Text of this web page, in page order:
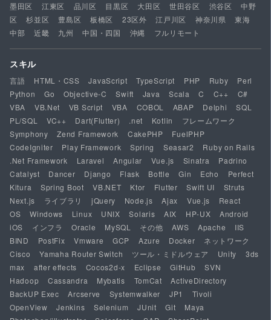
墨田区
江東区 品川区 目黒区 大田区 世田谷区 渋谷区
中野
区
杉並区 豊島区 板橋区 23区外 江戸川区 神奈川県
東海
中部
近畿 九州 中国・四国 沖縄 フルリモート
スキル
言語 HTML・CSS JavaScript TypeScript PHP Ruby
Perl
Python
Go Objective-C Swift Java Scala C C++
C#
VBA
VB.Net VB Script VBA COBOL ABAP Delphi
SQL
PL/SQL
VC++ Dart(Flutter) .net Kotlin
フレームワーク
Symphony
Zend Framework CakePHP
FuelPHP
CodeIgniter
Play Framework Spring Seasar2
Ruby on Rails
.Net Framework
Laravel Angular Vue.js Sinatra
Padrino
Catalyst
Dancer Django Flask Bottle Gin Echo
Perfect
Kitura
Spring Boot VB.NET Ktor Flutter Swift UI
Struts
Next.js
ライブラリ jQuery Node.js Ajax Vue.js
React
OS
Windows Linux UNIX Solaris AIX HP-UX
Android
iOS
インフラ Oracle MySQL その他 AWS Apache
IIS
BIND
PostFix Vmware GCP Azure Docker
ネットワーク
Cisco
Yamaha Router Switch ツール・ミドルウェア Unity
3ds
max
after effects Cocos2d-x Eclipse GitHub
SVN
Hadoop
Cassandra Mybatis TomCat
ActiveDirectory
BackUP Exec
Arcserve Systemwalker JP1
Tivoli
OpenView
Jenkins Selenium JUnit Git
Maya